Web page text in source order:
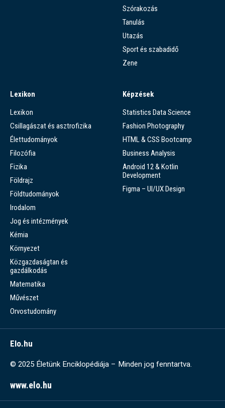
Szórakozás
Tanulás
Utazás
Sport és szabadidő
Zene
Lexikon
Lexikon
Csillagászat és asztrofizika
Élettudományok
Filozófia
Fizika
Földrajz
Földtudományok
Irodalom
Jog és intézmények
Kémia
Környezet
Közgazdaságtan és
gazdálkodás
Matematika
Művészet
Orvostudomány
Képzések
Statistics Data Science
Fashion Photography
HTML & CSS Bootcamp
Business Analysis
Android 12 & Kotlin
Development
Figma – UI/UX Design
Elo.hu
© 2025 Életünk Enciklopédiája – Minden jog fenntartva.
www.elo.hu